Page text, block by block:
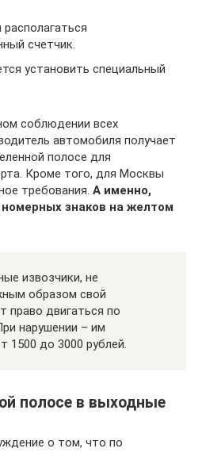
счетчик.
установить специальный
соблюдении всех
автомобиля получает
полосе для
Кроме того, для Москвы
требования. А именно,
знаков на желтом
извозчики, не
образом свой
право двигаться по
нарушении – им
1500 до 3000 рублей.
полосе в выходные
о том, что по